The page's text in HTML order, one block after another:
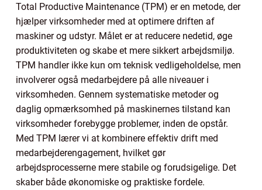
Total Productive Maintenance (TPM) er en metode, der
hjælper virksomheder med at optimere driften af
maskiner og udstyr. Målet er at reducere nedetid, øge
produktiviteten og skabe et mere sikkert arbejdsmiljø.
TPM handler ikke kun om teknisk vedligeholdelse, men
involverer også medarbejdere på alle niveauer i
virksomheden. Gennem systematiske metoder og
daglig opmærksomhed på maskinernes tilstand kan
virksomheder forebygge problemer, inden de opstår.
Med TPM lærer vi at kombinere effektiv drift med
medarbejderengagement, hvilket gør
arbejdsprocesserne mere stabile og forudsigelige. Det
skaber både økonomiske og praktiske fordele.